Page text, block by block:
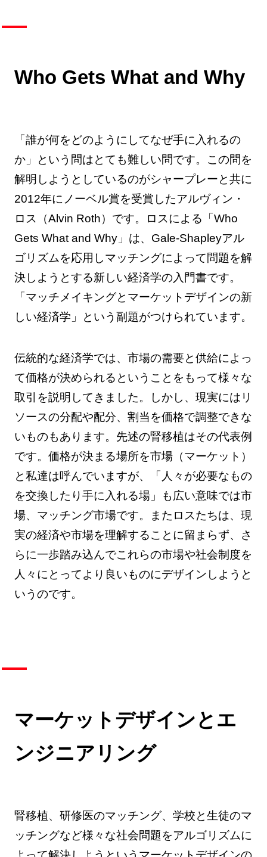
Who Gets What and Why
「誰が何をどのようにしてなぜ手に入れるの
か」という問はとても難しい問です。この問を
解明しようとしているのがシャープレーと共に
2012年にノーベル賞を受賞したアルヴィン・
ロス（Alvin Roth）です。ロスによる「Who
Gets What and Why」は、Gale-Shapleyアル
ゴリズムを応用しマッチングによって問題を解
決しようとする新しい経済学の入門書です。
「マッチメイキングとマーケットデザインの新
しい経済学」という副題がつけられています。
伝統的な経済学では、市場の需要と供給によっ
て価格が決められるということをもって様々な
取引を説明してきました。しかし、現実にはリ
ソースの分配や配分、割当を価格で調整できな
いものもあります。先述の腎移植はその代表例
です。価格が決まる場所を市場（マーケット）
と私達は呼んでいますが、「人々が必要なもの
を交換したり手に入れる場」も広い意味では市
場、マッチング市場です。またロスたちは、現
実の経済や市場を理解することに留まらず、さ
らに一歩踏み込んでこれらの市場や社会制度を
人々にとってより良いものにデザインしようと
いうのです。
マーケットデザインとエ
ンジニアリング
腎移植、研修医のマッチング、学校と生徒のマ
ッチングなど様々な社会問題をアルゴリズムに